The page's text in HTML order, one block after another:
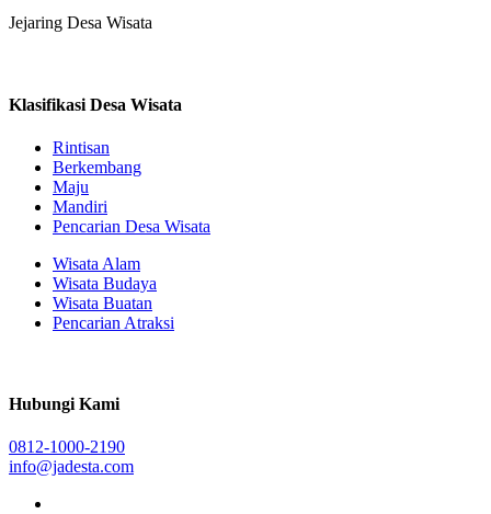
Jejaring Desa Wisata
Klasifikasi Desa Wisata
Rintisan
Berkembang
Maju
Mandiri
Pencarian Desa Wisata
Wisata Alam
Wisata Budaya
Wisata Buatan
Pencarian Atraksi
Hubungi Kami
0812-1000-2190
info@jadesta.com